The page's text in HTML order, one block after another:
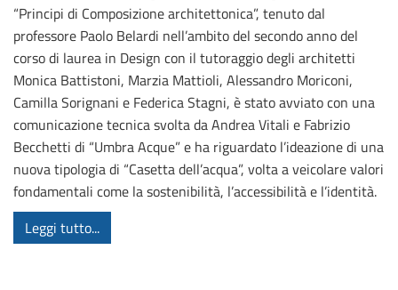
“Principi di Composizione architettonica”, tenuto dal
professore Paolo Belardi nell’ambito del secondo anno del
corso di laurea in Design con il tutoraggio degli architetti
Monica Battistoni, Marzia Mattioli, Alessandro Moriconi,
Camilla Sorignani e Federica Stagni, è stato avviato con una
comunicazione tecnica svolta da Andrea Vitali e Fabrizio
Becchetti di “Umbra Acque” e ha riguardato l’ideazione di una
nuova tipologia di “Casetta dell’acqua”, volta a veicolare valori
fondamentali come la sostenibilità, l’accessibilità e l’identità.
Leggi tutto...